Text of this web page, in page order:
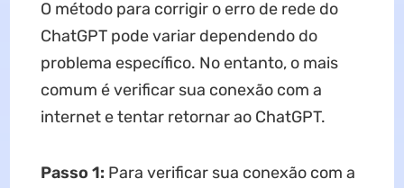
O método para corrigir o erro de rede do
ChatGPT pode variar dependendo do
problema específico. No entanto, o mais
comum é verificar sua conexão com a
internet e tentar retornar ao ChatGPT.
Passo 1: Para verificar sua conexão com a